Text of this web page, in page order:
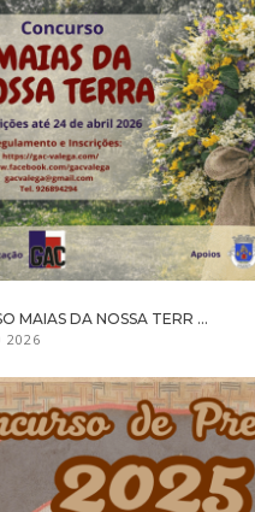
MAIAS DA NOSSA TERR ...
2026